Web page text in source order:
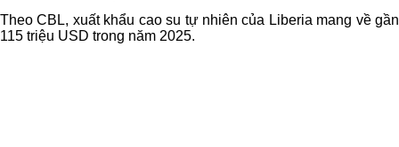
Theo CBL, xuất khẩu cao su tự nhiên của Liberia mang về gần
115 triệu USD trong năm 2025.